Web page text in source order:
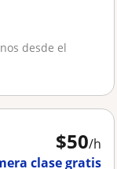
desde el
$50/h
clase gratis